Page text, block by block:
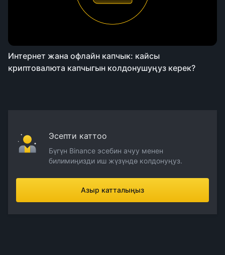
Интернет жана офлайн капчык: кайсы
криптовалюта капчыгын колдонушуңуз керек?
Эсепти каттоо
Бүгүн Binance эсебин ачуу менен
билимиңизди иш жүзүндө колдонуңуз.
Азыр катталыңыз